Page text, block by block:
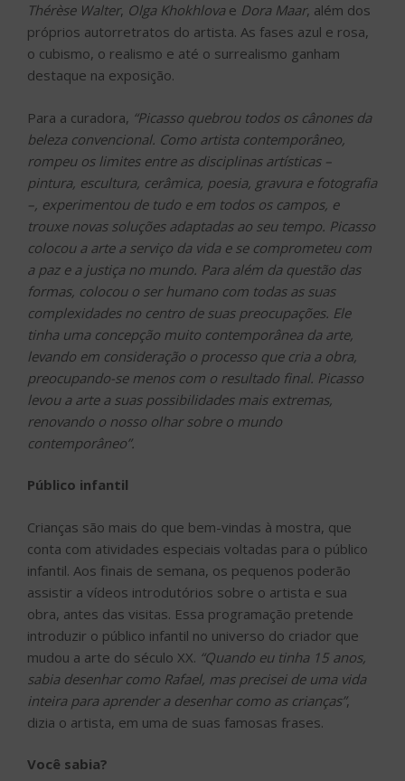
Thérèse Walter, Olga Khokhlova e Dora Maar, além dos
próprios autorretratos do artista. As fases azul e rosa,
o cubismo, o realismo e até o surrealismo ganham
destaque na exposição.
Para a curadora, “Picasso quebrou todos os cânones da
beleza convencional. Como artista contemporâneo,
rompeu os limites entre as disciplinas artísticas –
pintura, escultura, cerâmica, poesia, gravura e fotografia
–, experimentou de tudo e em todos os campos, e
trouxe novas soluções adaptadas ao seu tempo. Picasso
colocou a arte a serviço da vida e se comprometeu com
a paz e a justiça no mundo. Para além da questão das
formas, colocou o ser humano com todas as suas
complexidades no centro de suas preocupações. Ele
tinha uma concepção muito contemporânea da arte,
levando em consideração o processo que cria a obra,
preocupando-se menos com o resultado final. Picasso
levou a arte a suas possibilidades mais extremas,
renovando o nosso olhar sobre o mundo
contemporâneo”.
Público infantil
Crianças são mais do que bem-vindas à mostra, que
conta com atividades especiais voltadas para o público
infantil. Aos finais de semana, os pequenos poderão
assistir a vídeos introdutórios sobre o artista e sua
obra, antes das visitas. Essa programação pretende
introduzir o público infantil no universo do criador que
mudou a arte do século XX. “Quando eu tinha 15 anos,
sabia desenhar como Rafael, mas precisei de uma vida
inteira para aprender a desenhar como as crianças”,
dizia o artista, em uma de suas famosas frases.
Você sabia?